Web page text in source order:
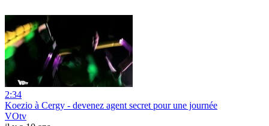
2:34
Koezio à Cergy - devenez agent secret pour une journée
VOtv